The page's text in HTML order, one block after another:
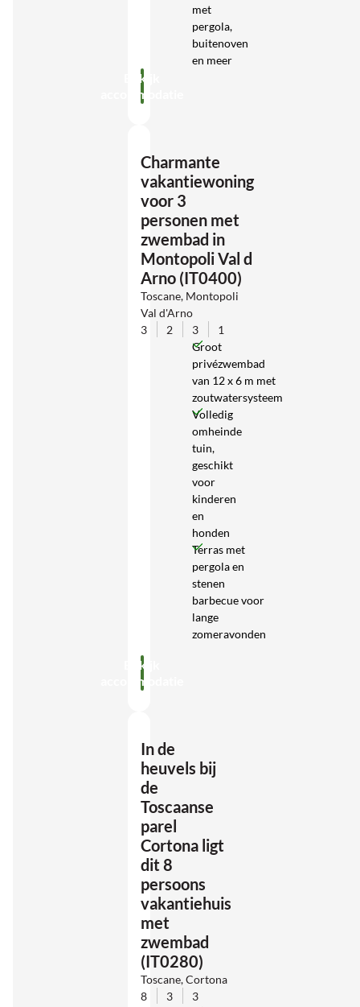
met
pergola,
buitenoven
en meer
Bekijk
accommodatie
Charmante
vakantiewoning
voor 3
personen met
zwembad in
Montopoli Val d
Arno (IT0400)
Toscane, Montopoli
Val d'Arno
3
2 3
1
Groot
privézwembad
van 12 x 6 m met
zoutwatersysteem
Volledig
omheinde
tuin,
geschikt
voor
kinderen
en
honden
Terras met
pergola en
stenen
barbecue voor
lange
zomeravonden
Bekijk
accommodatie
In de
heuvels bij
de
Toscaanse
parel
Cortona ligt
dit 8
persoons
vakantiehuis
met
zwembad
(IT0280)
Toscane, Cortona
8
3
3